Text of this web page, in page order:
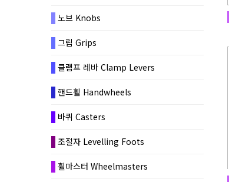
노브 Knobs
그립 Grips
클램프 레바 Clamp Levers
핸드휠 Handwheels
바퀴 Casters
조절자 Levelling Foots
휠마스터 Wheelmasters